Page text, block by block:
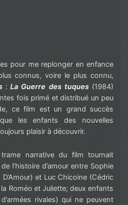
pour me replonger en enfance
connus, voire le plus connu,
:La Guerre des tuques(1984)
fois primé et distribué un peu
ce film est un grand succès
les enfants des nouvelles
plaisir à découvrir.
narrative du film tournait
l’histoire d’amour entre Sophie
et Luc Chicoine (Cédric
Roméo et Juliette; deux enfants
rivales) qui ne peuvent